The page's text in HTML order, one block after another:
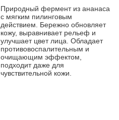
Природный фермент из ананаса
с мягким пилинговым
действием. Бережно обновляет
кожу, выравнивает рельеф и
улучшает цвет лица. Обладает
противовоспалительным и
очищающим эффектом,
подходит даже для
чувствительной кожи.